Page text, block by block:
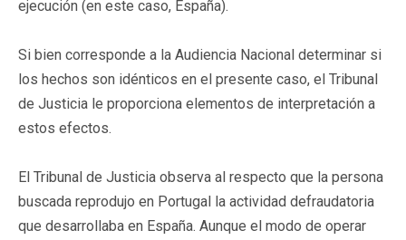
ejecución (en este caso, España).
Si bien corresponde a la Audiencia Nacional determinar si
los hechos son idénticos en el presente caso, el Tribunal
de Justicia le proporciona elementos de interpretación a
estos efectos.
El Tribunal de Justicia observa al respecto que la persona
buscada reprodujo en Portugal la actividad defraudatoria
que desarrollaba en España. Aunque el modo de operar